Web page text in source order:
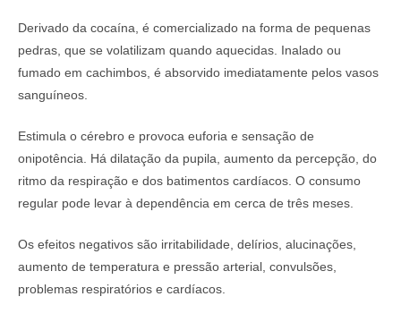
Derivado da cocaína, é comercializado na forma de pequenas
pedras, que se volatilizam quando aquecidas. Inalado ou
fumado em cachimbos, é absorvido imediatamente pelos vasos
sanguíneos.
Estimula o cérebro e provoca euforia e sensação de
onipotência. Há dilatação da pupila, aumento da percepção, do
ritmo da respiração e dos batimentos cardíacos. O consumo
regular pode levar à dependência em cerca de três meses.
Os efeitos negativos são irritabilidade, delírios, alucinações,
aumento de temperatura e pressão arterial, convulsões,
problemas respiratórios e cardíacos.